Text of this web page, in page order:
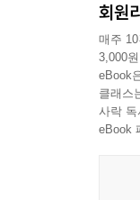
만든
수 있
회원
매주
3,000
eBook
클래스
사락
eBook